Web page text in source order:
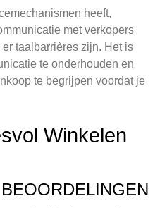
heeft,
met verkopers
taalbarrières zijn. Het is
te onderhouden en
te begrijpen voordat je
Winkelen